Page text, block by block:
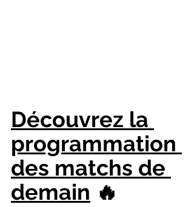
Découvrez la
programmation
des matchs de
demain 🔥